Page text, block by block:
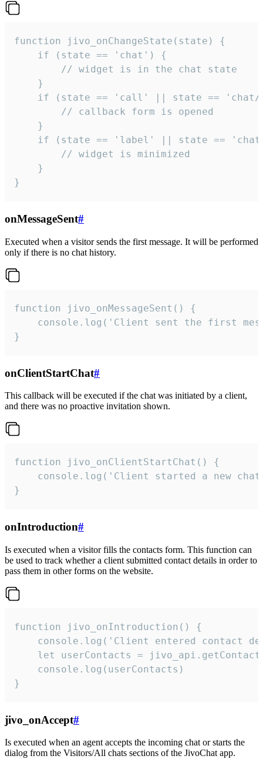
function jivo_onChangeState(state) {
    if (state == 'chat') {
        // widget is in the chat state
    }
if (state == 'call' || state ==
        // callback form is opened
    }
if (state == 'label' || state ==
        // widget is minimized
    }
}
onMessageSent#
Executed when a visitor sends the first message. It will be performed
only if there is no chat history.
function jivo_onMessageSent() {
console.log('Client sent the first
}
onClientStartChat#
This callback will be executed if the chat was initiated by a client,
and there was no proactive invitation shown.
function jivo_onClientStartChat() {
console.log('Client started a new
}
onIntroduction#
Is executed when a visitor fills the contacts form. This function can
be used to track whether a client submitted contact details in order to
pass them in other forms on the website.
function jivo_onIntroduction() {
console.log('Client entered contact
let userContacts =
    console.log(userContacts)
}
jivo_onAccept#
Is executed when an agent accepts the incoming chat or starts the
dialog from the Visitors/All chats sections of the JivoChat app.